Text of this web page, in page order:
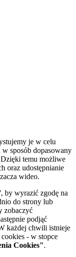
je w celu
sposób dopasowany
temu możliwe
oraz udostępnianie
wideo.
, by wyrazić zgodę na
do strony lub
zobaczyć
podjąć
każdej chwili istnieje
- w stopce
Cookies".